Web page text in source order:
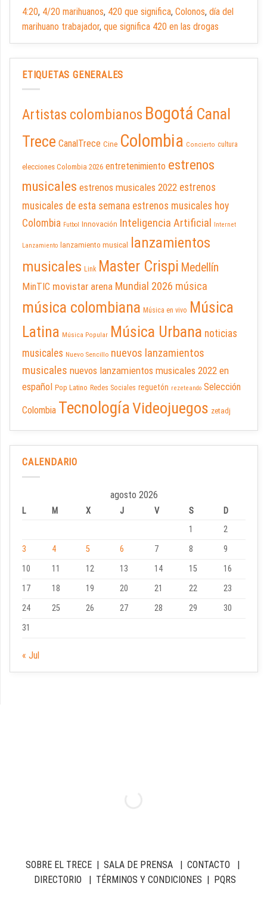
4:20, 4/20 marihuanos, 420 que significa, Colonos, día del
marihuano trabajador, que significa 420 en las drogas
ETIQUETAS GENERALES
Artistas colombianos Bogotá Canal
Trece CanalTrece Cine Colombia Concierto cultura
elecciones Colombia 2026 entretenimiento estrenos
musicales estrenos musicales 2022 estrenos
musicales de esta semana estrenos musicales hoy
Colombia Futbol Innovación Inteligencia Artificial Internet
Lanzamiento lanzamiento musical
lanzamientos
musicales Link Master Crispi Medellín
MinTIC movistar arena Mundial 2026 música
música colombiana Música en vivo Música
Latina Música Popular Música Urbana noticias
musicales Nuevo Sencillo nuevos lanzamientos
musicales nuevos lanzamientos musicales 2022 en
español Pop Latino Redes Sociales reguetón rezeteando Selección
Colombia TecnologíaVideojuegos zetadj
CALENDARIO
agosto 2026
L M X J V S
D
1
2
3
4 5 6 7 8
9
10
11 12 13 14 15
16
17
18 19 20 21 22
23
24
25 26 27 28 29
30
31
« Jul
SOBRE EL TRECE| SALA DE PRENSA| CONTACTO |
DIRECTORIO | TÉRMINOS Y CONDICIONES | PQRS